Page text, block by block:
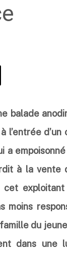
balade
l’entrée
a
à la vente
moins
du
dans